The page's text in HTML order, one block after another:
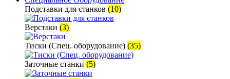
Подставки для станков (10)
Верстаки (3)
Тиски (Спец. оборудование) (35)
Заточные станки (5)